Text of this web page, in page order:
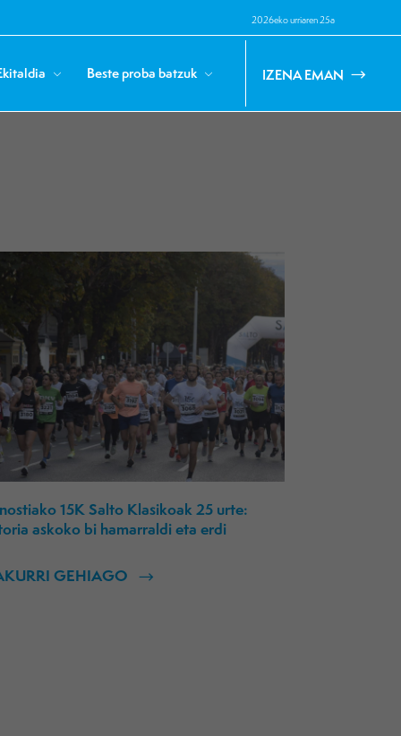
2026eko urriaren 25a
Beste proba batzuk IZENA EMAN
15K Salto Klasikoak 25 urte:
askoko bi hamarraldi eta erdi
GEHIAGO